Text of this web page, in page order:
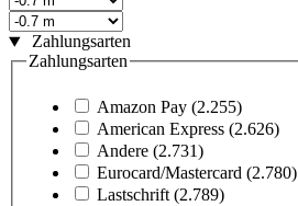
Zahlungsarten
Zahlungsarten
Amazon Pay (2.255)
American Express (2.626)
Andere (2.731)
Eurocard/Mastercard (2.780)
Lastschrift (2.789)